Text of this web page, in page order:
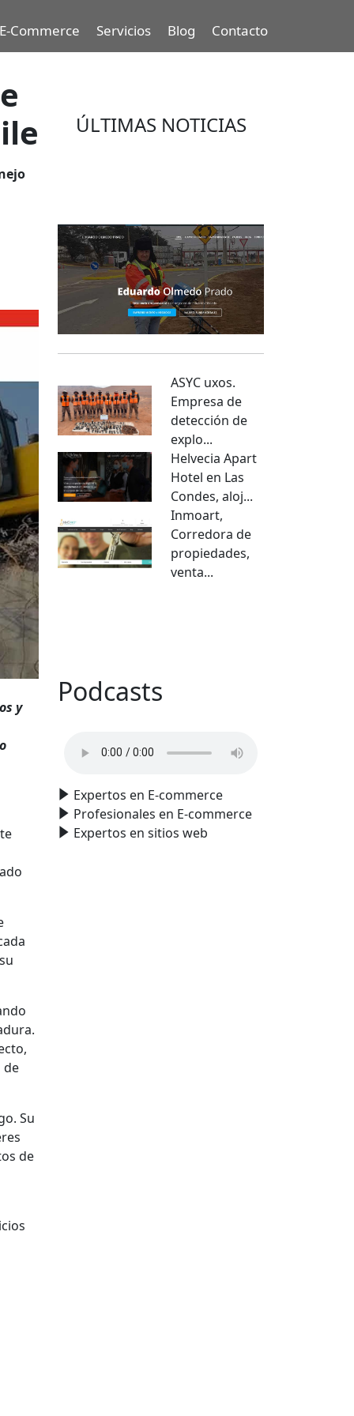
E-Commerce Servicios Blog Contacto
y
de
Su
de
ÚLTIMAS NOTICIAS
ASYC uxos.
Empresa de
detección de
explo...
Helvecia Apart
Hotel en Las
Condes, aloj...
Inmoart,
Corredora de
propiedades,
venta...
Podcasts
Expertos en E-commerce
Profesionales en E-commerce
Expertos en sitios web